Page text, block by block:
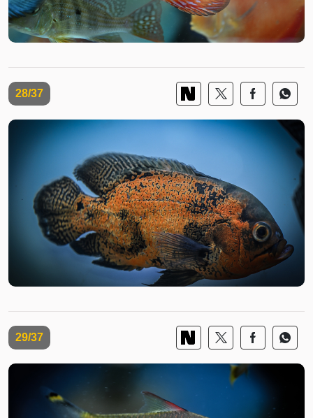
28/37
29/37